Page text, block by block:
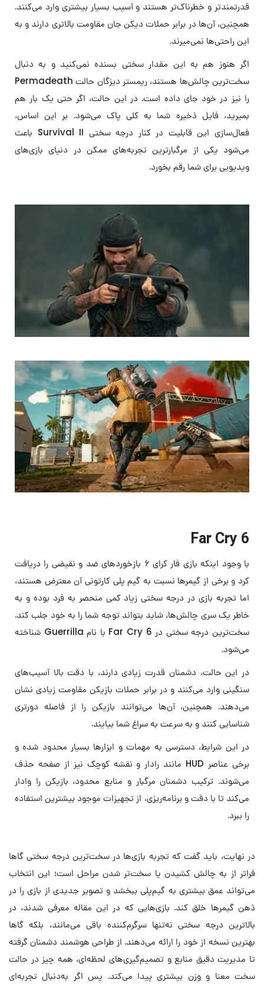
قدرتمندتر و خطرناک‌تر هستند و آسیب بسیار بیشتری وارد می‌کنند.
همچنین، آن‌ها در برابر حملات دیکن جان مقاومت بالاتری دارند و به
این راحتی‌ها نمی‌میرند.
اگر هنوز هم به این مقدار سختی بسنده نمی‌کنید و به دنبال
سخت‌ترین چالش‌ها هستند، ریمستر دیزگان حالت Permadeath
را نیز در خود جای داده است. در این حالت، اگر حتی یک بار هم
بمیرید، فایل ذخیره‌ شما به کلی پاک می‌شود. بر این اساس،
فعال‌سازی این قابلیت در کنار درجه سختی Survival II باعث
می‌شود یکی از مرگبارترین تجربه‌های ممکن در دنیای بازی‌های
ویدیویی برای شما رقم بخورد.
Far Cry 6
با وجود اینکه بازی فار کرای ۶ بازخوردهای ضد و نقیضی را دریافت
کرد و برخی از گیمرها نسبت به گیم پلی کارتونی آن معترض هستند،
اما تجربه بازی در درجه سختی زیاد کمی منحصر به فرد بوده و به
خاطر یک سری چالش‌ها، شاید بتواند توجه شما را به خود جلب کند.
سخت‌ترین درجه سختی در Far Cry 6 با نام Guerrilla شناخته
می‌شود.
در این حالت، دشمنان قدرت زیادی دارند، با دقت بالا آسیب‌های
سنگینی وارد می‌کنند و در برابر حملات بازیکن مقاومت زیادی نشان
می‌دهند. همچنین، آن‌ها می‌توانند بازیکن را از فاصله دورتری
شناسایی کنند و به سرعت به سراغ شما بیایند.
در این شرایط، دسترسی به مهمات و ابزارها بسیار محدود شده و
برخی عناصر HUD مانند رادار و نقشه کوچک نیز از صفحه حذف
می‌شوند. ترکیب دشمنان مرگبار و منابع محدود، بازیکن را وادار
می‌کند تا با دقت و برنامه‌ریزی، از تجهیزات موجود بیشترین استفاده
را ببرد.
در نهایت، باید گفت که تجربه‌ بازی‌ها در سخت‌ترین درجه سختی گاها
فراتر از به چالش کشیدن یا سخت‌تر شدن مراحل است؛ این انتخاب
می‌تواند عمق بیشتری به گیم‌پلی ببخشد و تصویر جدیدی از بازی را در
ذهن گیمرها خلق کند. بازی‌هایی که در این مقاله معرفی شدند، در
بالاترین درجه سختی نه‌تنها سرگرم‌کننده باقی می‌مانند، بلکه گاها
بهترین نسخه از خود را ارائه می‌دهند. از طراحی هوشمند دشمنان گرفته
تا مدیریت دقیق منابع و تصمیم‌گیری‌های لحظه‌ای، همه چیز در حالت
سخت معنا و وزن بیشتری پیدا می‌کند. پس اگر به‌دنبال تجربه‌ای